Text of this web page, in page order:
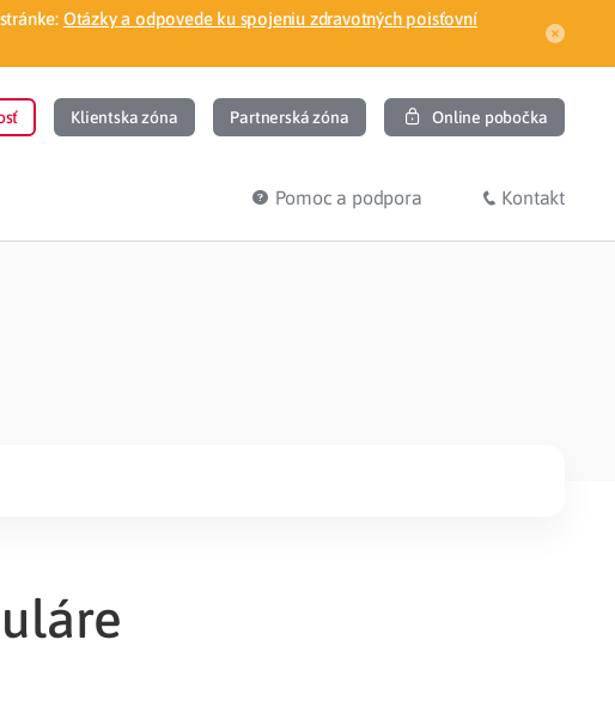
Otázky a odpovede ku spojeniu zdravotných poisťovní
Klientska zóna Partnerská zóna Online pobočka
Pomoc a podpora Kontakt